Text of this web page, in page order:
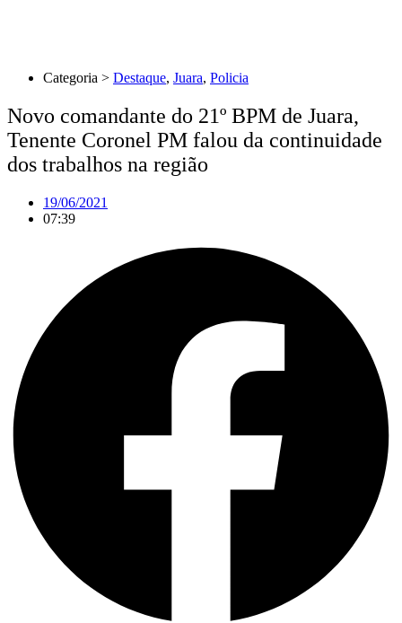
Categoria > Destaque, Juara, Policia
Novo comandante do 21º BPM de Juara,
Tenente Coronel PM falou da continuidade
dos trabalhos na região
19/06/2021
07:39